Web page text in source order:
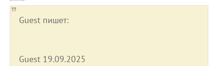
Guest пишет:
Guest 19.09.2025